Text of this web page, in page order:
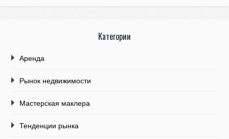
Категории
Аренда
Рынок недвижимости
Мастерская маклера
Тенденции рынка